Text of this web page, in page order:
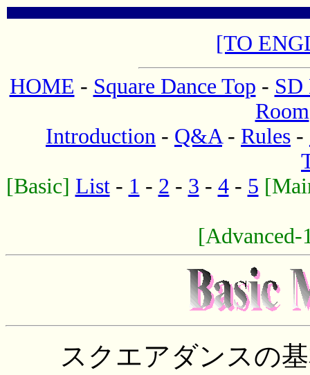
[TO
HOME - Square Dance Top - SD
Room
Introduction - Q&A- Rules -
[Basic] List- 1 - 2 - 3 - 4- 5
[Advanced-
スクエアダンスの基